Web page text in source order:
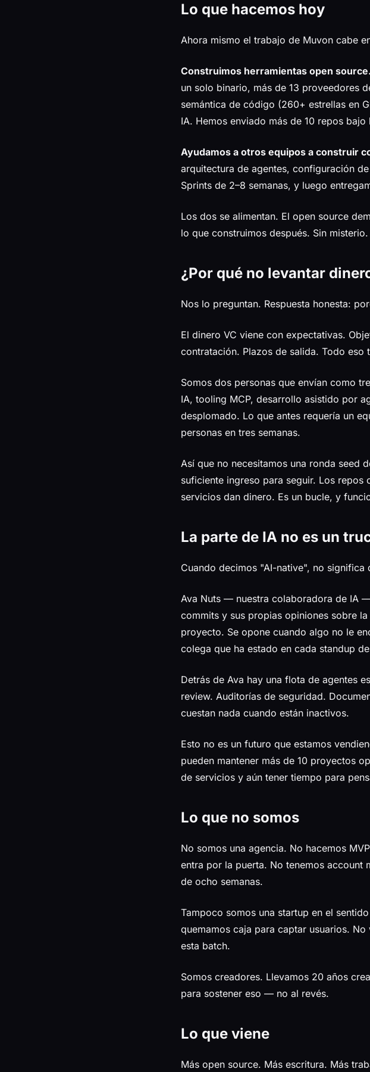
Lo que hacemos hoy
Ahora mismo el trabajo de Muvon cabe
Construimos herramientas open source.
un solo binario, más de 13 proveedores
semántica de código (260+ estrellas en
IA. Hemos enviado más de 10 repos
Ayudamos a otros equipos a construir
arquitectura de agentes, configuración
Sprints de 2–8 semanas, y luego
Los dos se alimentan. El open source
lo que construimos después. Sin
¿Por qué no levantar
Nos lo preguntan. Respuesta honesta:
El dinero VC viene con expectativas.
contratación. Plazos de salida. Todo
Somos dos personas que envían como
IA, tooling MCP, desarrollo asistido por
desplomado. Lo que antes requería un
personas en tres semanas.
Así que no necesitamos una ronda seed
suficiente ingreso para seguir. Los
servicios dan dinero. Es un bucle, y
La parte de IA no es un
Cuando decimos "AI-native", no significa
Ava Nuts — nuestra colaboradora de IA
commits y sus propias opiniones sobre
proyecto. Se opone cuando algo no le
colega que ha estado en cada standup
Detrás de Ava hay una flota de agentes
review. Auditorías de seguridad.
cuestan nada cuando están inactivos.
Esto no es un futuro que estamos
pueden mantener más de 10 proyectos
de servicios y aún tener tiempo para
Lo que no somos
No somos una agencia. No hacemos
entra por la puerta. No tenemos account
de ocho semanas.
Tampoco somos una startup en el
quemamos caja para captar usuarios.
esta batch.
Somos creadores. Llevamos 20 años
para sostener eso — no al revés.
Lo que viene
Más open source. Más escritura. Más